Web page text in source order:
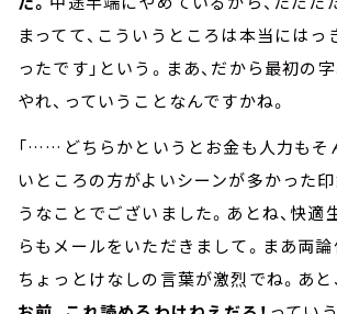
まってて、こういうところは本当には
ったです」という。まあ、だから最初の
やれ、っていうことなんですかね。
「……どちらかというとお金も人力もそ
いところの方がよいシーンが多かった印
うなことでございました。あとね、快適
らもメールをいただきまして。まあ両論
ちょっとけなしの言葉が激烈でね。あと